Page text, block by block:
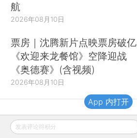
航
2026年08月10日
票房｜沈腾新片点映票房破亿
《欢迎来龙餐馆》空降迎战
《奥德赛》(含视频)
2026年08月10日
财新移动
发表评论得积分
App 内打开